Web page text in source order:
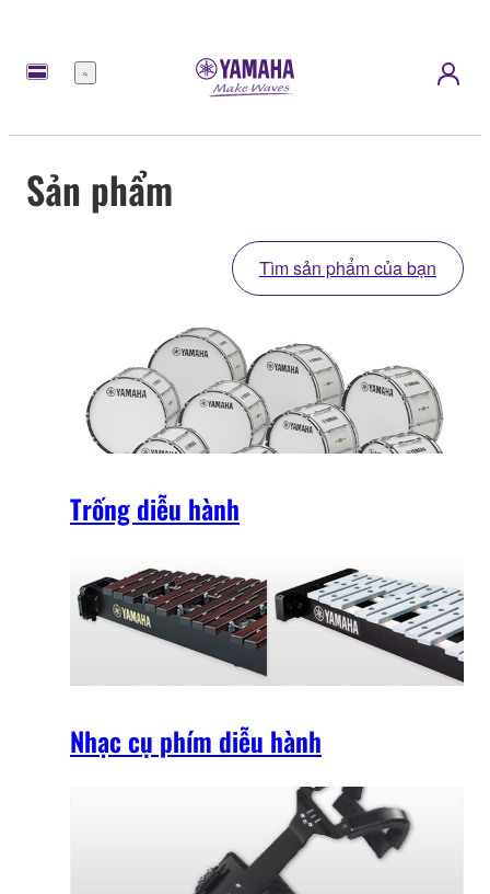
Menu
Sản phẩm
Tìm sản phẩm của bạn
Trống diễu hành
Nhạc cụ phím diễu hành